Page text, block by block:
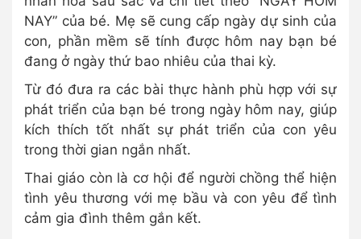
NAY” của bé. Mẹ sẽ cung cấp ngày dự sinh của
con, phần mềm sẽ tính được hôm nay bạn bé
đang ở ngày thứ bao nhiêu của thai kỳ.
Từ đó đưa ra các bài thực hành phù hợp với sự
phát triển của bạn bé trong ngày hôm nay, giúp
kích thích tốt nhất sự phát triển của con yêu
trong thời gian ngắn nhất.
Thai giáo còn là cơ hội để người chồng thể hiện
tình yêu thương với mẹ bầu và con yêu để tình
cảm gia đình thêm gắn kết.